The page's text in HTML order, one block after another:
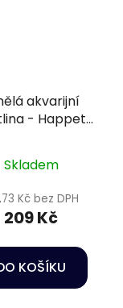
akvarijní
- Happet
Skladem
Kč bez DPH
209 Kč
KOŠÍKU